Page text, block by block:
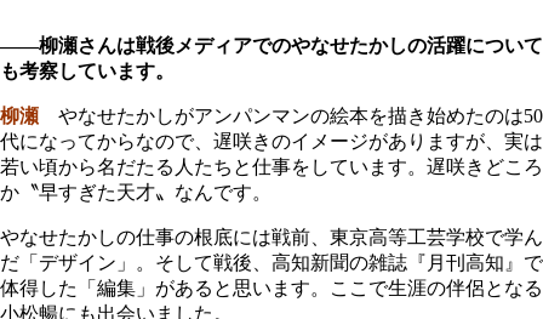
――柳瀬さんは戦後メディアでのやなせたかしの活躍について
も考察しています。
柳瀬 やなせたかしがアンパンマンの絵本を描き始めたのは50
代になってからなので、遅咲きのイメージがありますが、実は
若い頃から名だたる人たちと仕事をしています。遅咲きどころ
か〝早すぎた天才〟なんです。
やなせたかしの仕事の根底には戦前、東京高等工芸学校で学ん
だ「デザイン」。そして戦後、高知新聞の雑誌『月刊高知』で
体得した「編集」があると思います。ここで生涯の伴侶となる
小松暢にも出会いました。